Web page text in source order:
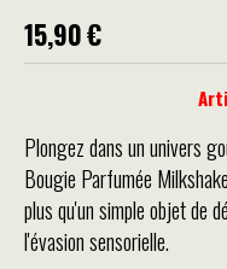
15,90€
Plongez dans un univers
Bougie Parfumée
plus qu'un simple objet de
l'évasion sensorielle.